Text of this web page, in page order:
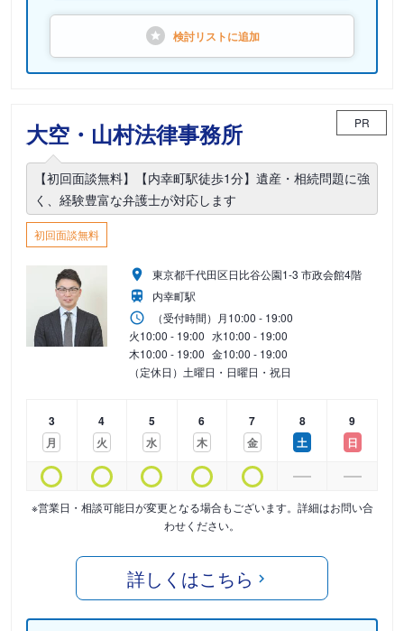
検討リストに追加
大空・山村法律事務所 PR
【初回面談無料】【内幸町駅徒歩1分】遺産・相続問題に強
く、経験豊富な弁護士が対応します
初回面談無料
東京都千代田区日比谷公園1-3 市政会館4階
内幸町駅
（受付時間） 月10:00 - 19:00
火10:00 - 19:00 水10:00 - 19:00
木10:00 - 19:00 金10:00 - 19:00
（定休日）土曜日・日曜日・祝日
3
月
4
火
5
水
6
木
7
金
8
土
9
日
※営業日・相談可能日が変更となる場合もございます。詳細はお問い合
わせください。
詳しくはこちら